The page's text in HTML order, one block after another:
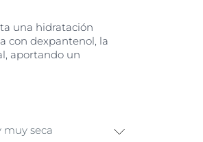
una hidratación
con dexpantenol, la
aportando un
muy seca